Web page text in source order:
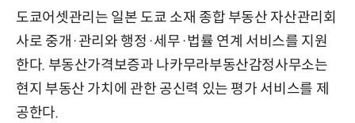
도쿄어셋관리는 일본 도쿄 소재 종합 부동산 자산관리회
사로 중개·관리와 행정·세무·법률 연계 서비스를 지원
한다. 부동산가격보증과 나카무라부동산감정사무소는
현지 부동산 가치에 관한 공신력 있는 평가 서비스를 제
공한다.